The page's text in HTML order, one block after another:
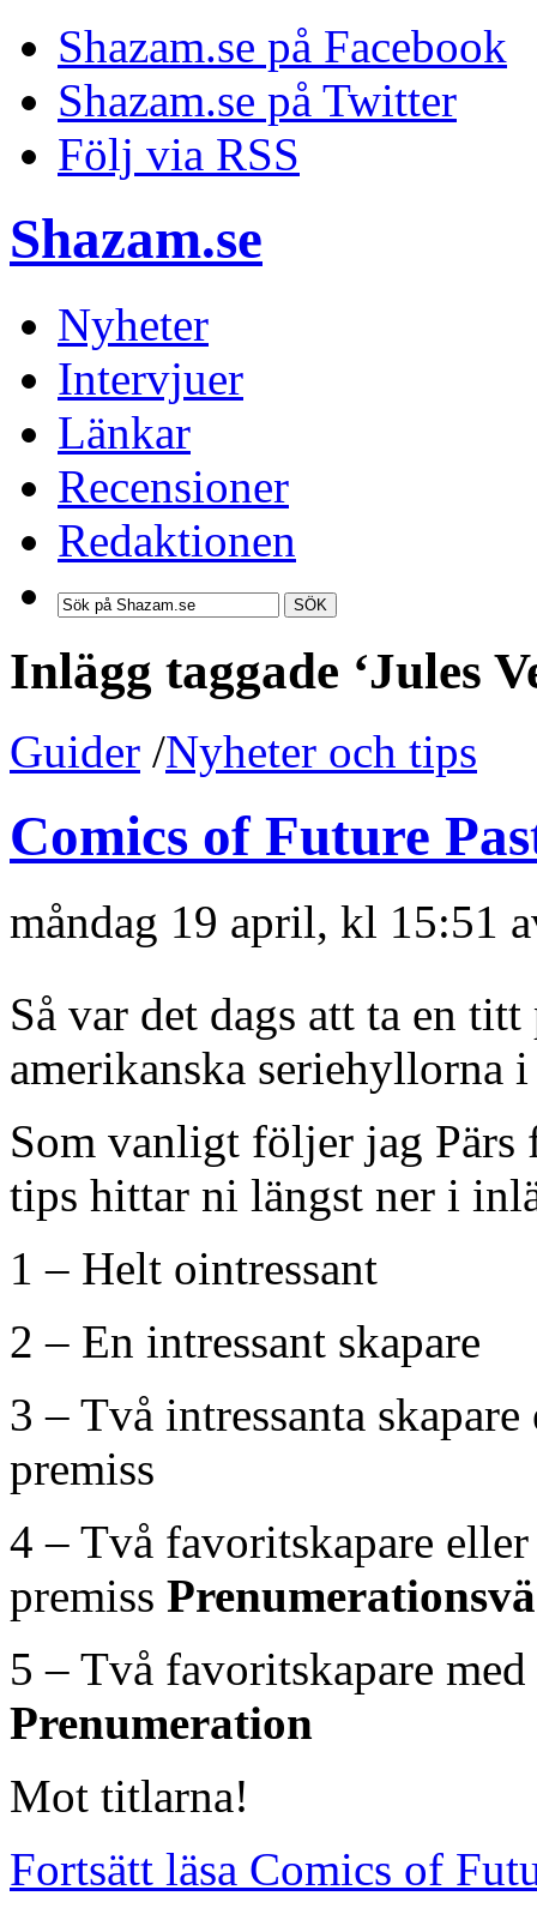
Shazam.se på Facebook
Shazam.se på Twitter
Följ via RSS
Shazam.se
Nyheter
Intervjuer
Länkar
Recensioner
Redaktionen
SÖK
Inlägg taggade ‘Jules
Guider /Nyheter och tips
Comics of Future
måndag 19 april, kl 15:51
Så var det dags att ta en
amerikanska seriehyllorna
Som vanligt följer jag Pärs
tips hittar ni längst ner i
1 – Helt ointressant
2 – En intressant skapare
3 – Två intressanta
premiss
4 – Två favoritskapare
premiss
5 – Två favoritskapare
Prenumeration
Mot titlarna!
Fortsätt läsa Comics of